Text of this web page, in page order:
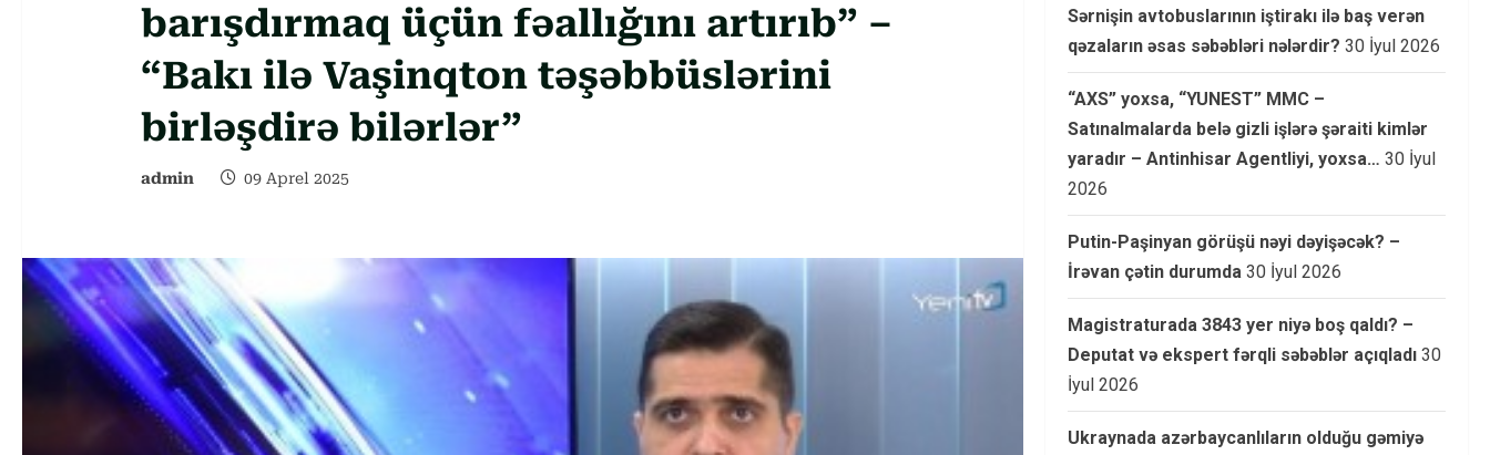
barışdırmaq üçün fəallığını artırıb” –
“Bakı ilə Vaşinqton təşəbbüslərini
birləşdirə bilərlər”
admin 09 Aprel 2025
Sərnişin avtobuslarının iştirakı ilə baş verən
qəzaların əsas səbəbləri nələrdir? 30 İyul 2026
“AXS” yoxsa, “YUNEST” MMC –
Satınalmalarda belə gizli işlərə şəraiti kimlər
yaradır – Antinhisar Agentliyi, yoxsa… 30 İyul
2026
Putin-Paşinyan görüşü nəyi dəyişəcək? –
İrəvan çətin durumda 30 İyul 2026
Magistraturada 3843 yer niyə boş qaldı? –
Deputat və ekspert fərqli səbəblər açıqladı 30
İyul 2026
Ukraynada azərbaycanlıların olduğu gəmiyə